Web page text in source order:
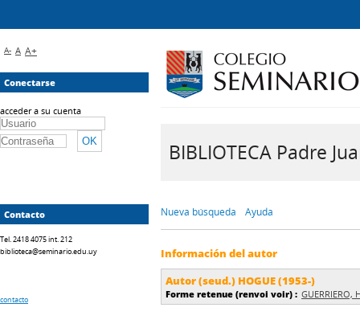
BIBLIOTECA Padre
Nueva búsqueda Ayuda
Información del autor
Autor (seud.) HOGUE (1953-)
Forme retenue (renvoi voir) : GUERRIERO,
A- A A+
Conectarse
acceder a su cuenta
Contacto
Tel. 2418 4075 int. 212
biblioteca@seminario.edu.uy
contacto